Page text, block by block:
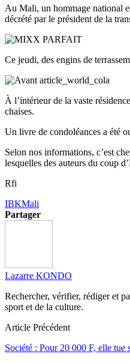
Au Mali, un hommage national
décrété par le président de la
Ce jeudi, des engins de
À l’intérieur de la vaste
chaises.
Un livre de condoléances a été
Selon nos informations, c’est
lesquelles des auteurs du coup
Rfi
IBKMali
Partager
Lazarre KONDO
Rechercher, vérifier, rédiger et
sport et de la culture.
Article Précédent
Société : Pour 20 000 F, elle tue